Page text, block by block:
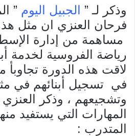
وذكر لـ ” الجبيل اليوم ”
فرحان العنزي ان مثل
مساهمة من إدارة
رياضة الفروسية لخدمة
لاقت هذه الدورة تجاوبأ
في تسجيل أبنائهم في
وتشجيعهم ، وذكر
المهارات التي يستفيد
المتدرب :